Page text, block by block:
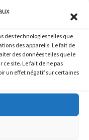
des technologies telles que
des appareils. Le fait de
des données telles que le
site. Le fait de ne pas
un effet négatif sur certaines